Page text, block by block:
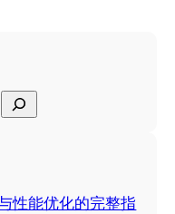
性能优化的完整指